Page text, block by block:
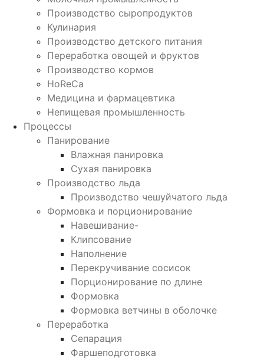
Производство сыропродуктов
Кулинария
Производство детского питания
Переработка овощей и фруктов
Производство кормов
HoReCa
Медицина и фармацевтика
Непищевая промышленность
Процессы
Панирование
Влажная панировка
Сухая панировка
Производство льда
Производство чешуйчатого льда
Формовка и порционирование
Навешивание-
Клипсование
Наполнение
Перекручивание сосисок
Порционирование по длине
Формовка
Формовка ветчины в оболочке
Переработка
Сепарация
Фаршеподготовка